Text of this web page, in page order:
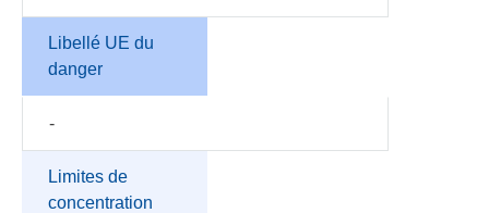
Libellé UE du
danger
-
Limites de
concentration